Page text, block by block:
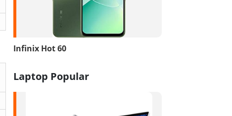
Infinix Hot 60
Laptop Popular